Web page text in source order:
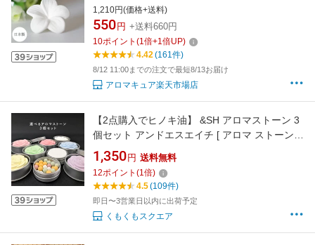
ューザー アロマディフューザー アロマグッズ
寝室 睡眠 安眠 アロマ 精油 エッセンシャルオイ
ル アロマオイル 染み込ませる 石 インテリア プ
レゼント ギフト 持ち運び ミニ
1,210円(価格+送料)
550 円 +送料660円
10ポイント (1倍+1倍UP)
4.42(161件)
8/12 11:00までの注文で最短8/13お届け
アロマキュア楽天市場店
【2点購入でヒノキ油】 &SH アロマストーン 3
個セット アンドエスエイチ [ アロマ ストーン
アロマオイル アロマプレート ディフューザー
エッセンシャルオイル 香り アロマグッズ おし
ゃれ 寝室 プレゼント ギフト ]tg_smc +lt3+
1,350 円 送料無料
12ポイント (1倍)
4.5(109件)
即日〜3営業日以内に出荷予定
くもくもスクエア